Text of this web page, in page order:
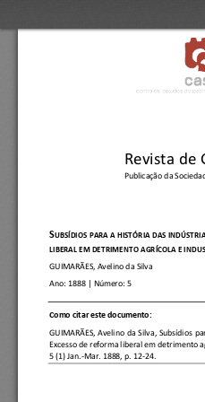
Revista
Publicação da
S
GUIMARÃES, Avelino da Silva
GUIMARÃES,  Avelino  da  Silva
,
Excesso de reforma liberal em
5 (1) Jan.
- Mar. 1888, p. 12
-24.